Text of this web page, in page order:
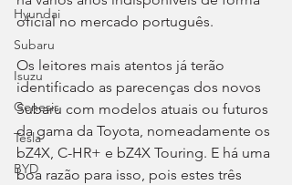
Hyundai
Subaru
Isuzu
Genesis
Tesla
BYD
oficial no mercado português.
Os leitores mais atentos já terão
identificado as parecenças dos novos
Subaru com modelos atuais ou futuros
da gama da Toyota, nomeadamente os
bZ4X, C-HR+ e bZ4X Touring. E há uma
boa razão para isso, pois estes três